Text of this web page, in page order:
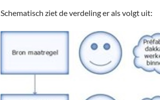
Schematisch ziet de verdeling er als volgt uit: